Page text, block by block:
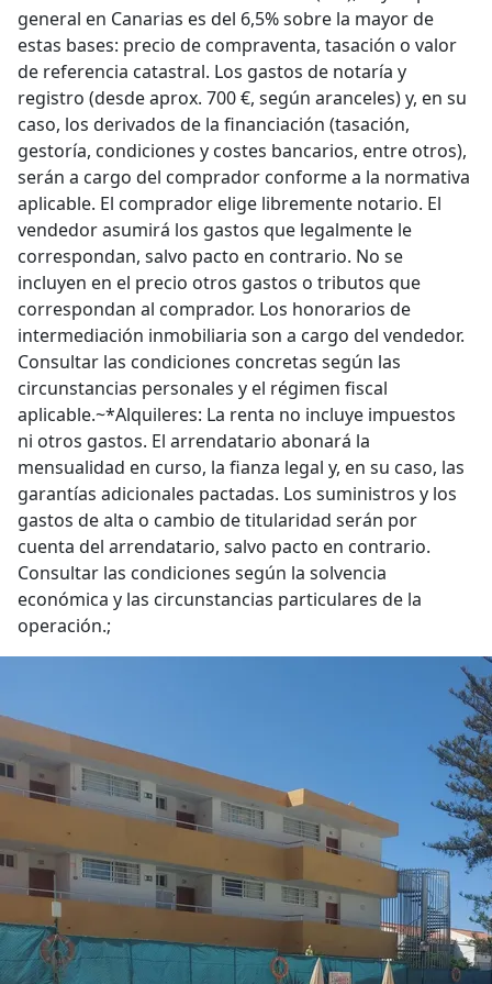
general en Canarias es del 6,5% sobre la mayor de
estas bases: precio de compraventa, tasación o valor
de referencia catastral. Los gastos de notaría y
registro (desde aprox. 700 €, según aranceles) y, en su
caso, los derivados de la financiación (tasación,
gestoría, condiciones y costes bancarios, entre otros),
serán a cargo del comprador conforme a la normativa
aplicable. El comprador elige libremente notario. El
vendedor asumirá los gastos que legalmente le
correspondan, salvo pacto en contrario. No se
incluyen en el precio otros gastos o tributos que
correspondan al comprador. Los honorarios de
intermediación inmobiliaria son a cargo del vendedor.
Consultar las condiciones concretas según las
circunstancias personales y el régimen fiscal
aplicable.~*Alquileres: La renta no incluye impuestos
ni otros gastos. El arrendatario abonará la
mensualidad en curso, la fianza legal y, en su caso, las
garantías adicionales pactadas. Los suministros y los
gastos de alta o cambio de titularidad serán por
cuenta del arrendatario, salvo pacto en contrario.
Consultar las condiciones según la solvencia
económica y las circunstancias particulares de la
operación.;